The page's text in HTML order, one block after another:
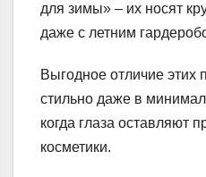
для зимы» – их носят
даже с летним
Выгодное отличие этих
стильно даже в
когда глаза оставляют
косметики.